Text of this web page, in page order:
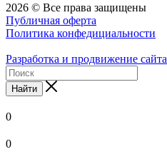
2026 © Все права защищены
Публичная оферта
Политика конфедициальности
Разработка и продвижение сайта
Найти
0
0